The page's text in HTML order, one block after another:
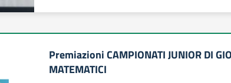
Premiazioni CAMPIONATI JUNIOR DI
MATEMATICI